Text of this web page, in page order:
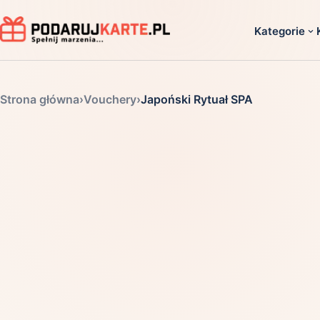
Kategorie
Strona główna›Vouchery›Japoński Rytuał SPA